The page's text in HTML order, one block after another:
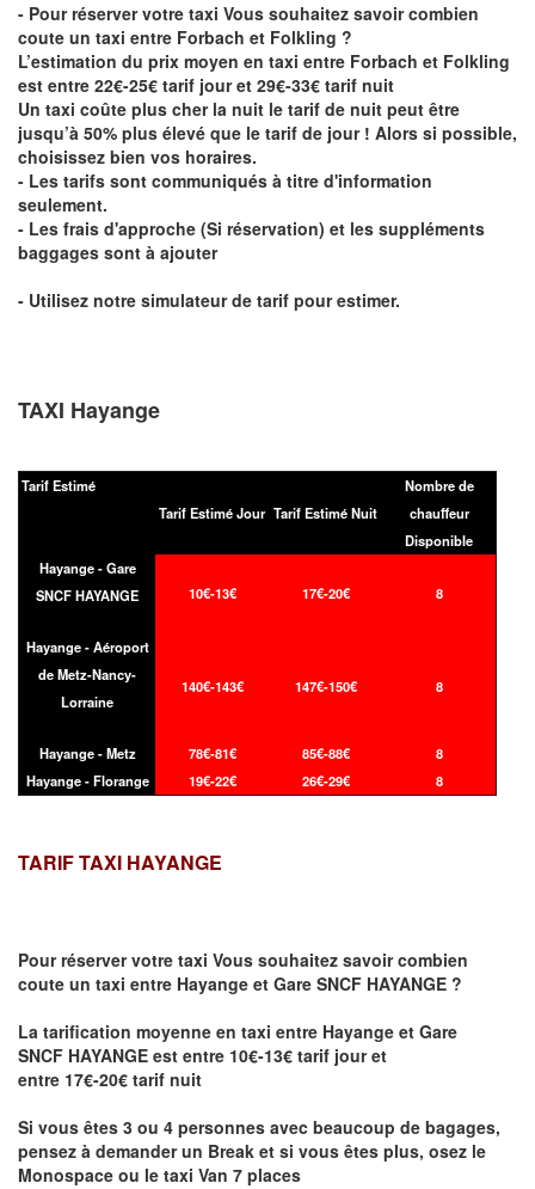
- Pour réserver votre taxi Vous souhaitez savoircombien
coute un taxi entre Forbach et Folkling ?
L’estimation du prix moyen en taxi entre Forbach et Folkling
est entre 22€-25€ tarif jour et 29€-33€ tarif nuit
Un taxi coûte plus cher la nuit le tarif de nuit peut être
jusqu’à 50% plus élevé que le tarif de jour ! Alors si possible,
choisissez bien vos horaires.
- Les tarifs sont communiqués à titre d'information
seulement.
- Les frais d'approche (Si réservation) et les suppléments
baggages sont à ajouter
- Utilisez notre simulateur de tarif pour estimer.
TAXI Hayange
Tarif Estimé
Tarif Estimé Jour Tarif Estimé Nuit
Nombre de
chauffeur
Disponible
Hayange - Gare
SNCF HAYANGE
10€-13€ 17€-20€ 8
Hayange - Aéroport
de Metz-Nancy-
Lorraine
140€-143€ 147€-150€ 8
Hayange - Metz 78€-81€ 85€-88€
8
Hayange - Florange
19€-22€ 26€-29€ 8
TARIF TAXI HAYANGE
Pour réserver votre taxi Vous souhaitez savoircombien
coute un taxi entre Hayange et Gare SNCF HAYANGE ?
La tarification moyenne en taxi entre Hayange et Gare
SNCF HAYANGE est entre 10€-13€ tarif jour et
entre 17€-20€ tarif nuit
Si vous êtes 3 ou 4 personnes avec beaucoup de bagages,
pensez à demander un Break et si vous êtes plus, osez le
Monospace ou le taxi Van 7 places